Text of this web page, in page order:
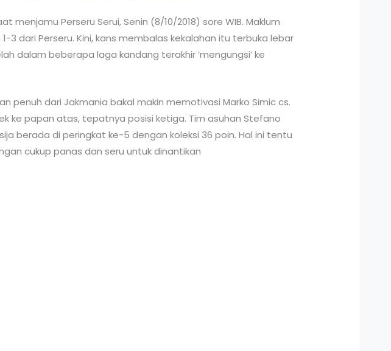
Perseru Serui, Senin (8/10/2018) sore WIB. Maklum
3 dari Perseru. Kini, kans membalas kekalahan itu terbuka lebar
dalam beberapa laga kandang terakhir ‘mengungsi’ ke
penuh dari Jakmania bakal makin memotivasi Marko Simic cs.
ke papan atas, tepatnya posisi ketiga. Tim asuhan Stefano
berada di peringkat ke-5 dengan koleksi 36 poin. Hal ini tentu
cukup panas dan seru untuk dinantikan